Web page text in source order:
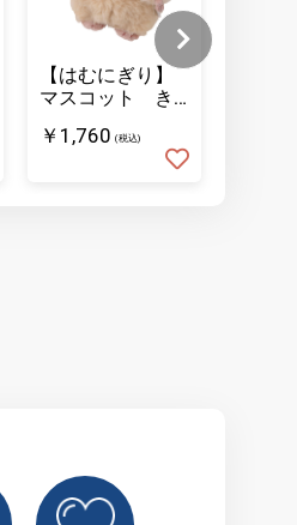
【はむにぎり】
マスコット き
￥1,760 (税込)